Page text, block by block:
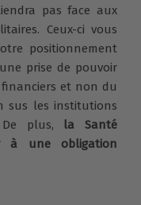
pas face aux
Ceux-ci vous
positionnement
prise de pouvoir
et non du
sus les institutions
plus, la Santé
à une obligation